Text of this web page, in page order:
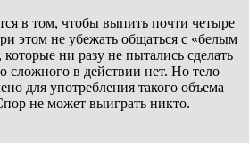
в том, чтобы выпить почти четыре
этом не убежать общаться с «белым
ни разу не пытались сделать
сложного в действии нет. Но тело
для употребления такого объема
не может выиграть никто.